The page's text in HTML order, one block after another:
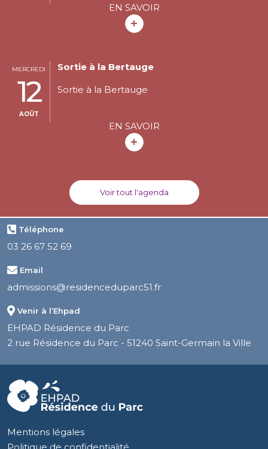
EN SAVOIR
MERCREDI
12
AOÛT
Sortie à la Bertauge
Sortie à la Bertauge
EN SAVOIR
Voir tout l'agenda
Téléphone
03 26 67 52 69
Email
admissions@residenceduparc51.fr
Venir à l’Ehpad
EHPAD Résidence du Parc
2 rue Résidence du Parc - 51240 Saint-Germain la Ville
Mentions légales